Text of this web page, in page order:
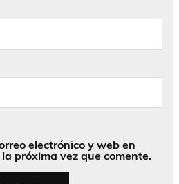
electrónico y web en
próxima vez que comente.